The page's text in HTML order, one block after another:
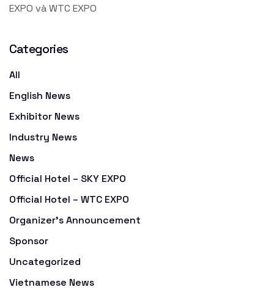
EXPO và WTC EXPO
Categories
All
English News
Exhibitor News
Industry News
News
Official Hotel – SKY EXPO
Official Hotel – WTC EXPO
Organizer's Announcement
Sponsor
Uncategorized
Vietnamese News